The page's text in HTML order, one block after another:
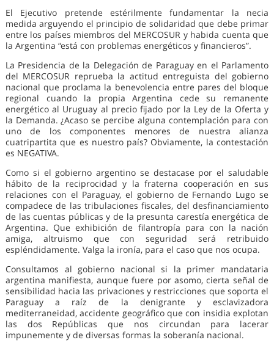
El Ejecutivo pretende estérilmente fundamentar la necia
medida arguyendo el principio de solidaridad que debe primar
entre los países miembros del MERCOSUR y habida cuenta que
la Argentina “está con problemas energéticos y financieros”.
La Presidencia de la Delegación de Paraguay en el Parlamento
del MERCOSUR reprueba la actitud entreguista del gobierno
nacional que proclama la benevolencia entre pares del bloque
regional cuando la propia Argentina cede su remanente
energético al Uruguay al precio fijado por la Ley de la Oferta y
la Demanda. ¿Acaso se percibe alguna contemplación para con
uno de los componentes menores de nuestra alianza
cuatripartita que es nuestro país? Obviamente, la contestación
es NEGATIVA.
Como si el gobierno argentino se destacase por el saludable
hábito de la reciprocidad y la fraterna cooperación en sus
relaciones con el Paraguay, el gobierno de Fernando Lugo se
compadece de las tribulaciones fiscales, del desfinanciamiento
de las cuentas públicas y de la presunta carestía energética de
Argentina. Que exhibición de filantropía para con la nación
amiga, altruismo que con seguridad será retribuido
espléndidamente. Valga la ironía, para el caso que nos ocupa.
Consultamos al gobierno nacional si la primer mandataria
argentina manifiesta, aunque fuere por asomo, cierta señal de
sensibilidad hacia las privaciones y restricciones que soporta el
Paraguay a raíz de la denigrante y esclavizadora
mediterraneidad, accidente geográfico que con insidia explotan
las dos Repúblicas que nos circundan para lacerar
impunemente y de diversas formas la soberanía nacional.